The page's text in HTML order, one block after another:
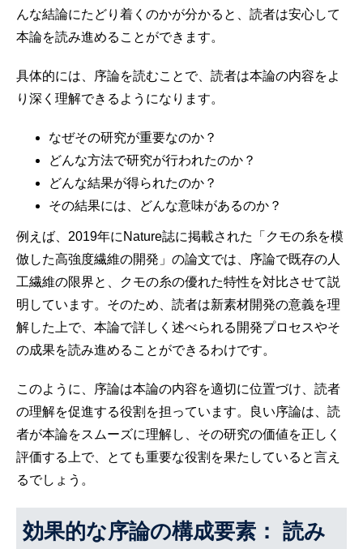
んな結論にたどり着くのかが分かると、読者は安心して
本論を読み進めることができます。
具体的には、序論を読むことで、読者は本論の内容をよ
り深く理解できるようになります。
なぜその研究が重要なのか？
どんな方法で研究が行われたのか？
どんな結果が得られたのか？
その結果には、どんな意味があるのか？
例えば、2019年にNature誌に掲載された「クモの糸を模
倣した高強度繊維の開発」の論文では、序論で既存の人
工繊維の限界と、クモの糸の優れた特性を対比させて説
明しています。そのため、読者は新素材開発の意義を理
解した上で、本論で詳しく述べられる開発プロセスやそ
の成果を読み進めることができるわけです。
このように、序論は本論の内容を適切に位置づけ、読者
の理解を促進する役割を担っています。良い序論は、読
者が本論をスムーズに理解し、その研究の価値を正しく
評価する上で、とても重要な役割を果たしていると言え
るでしょう。
効果的な序論の構成要素： 読み